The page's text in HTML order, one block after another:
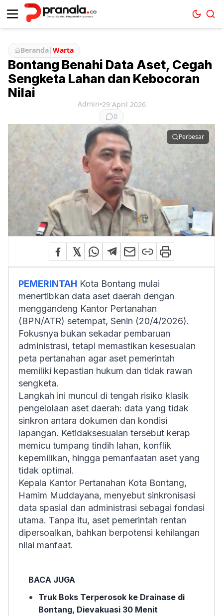
Beranda|Warta
Bontang Benahi Data Aset, Cegah
Sengketa Lahan dan Kebocoran
Nilai
Admin•29 April 2026
0
Perbesar
PEMERINTAH Kota Bontang mulai
menertibkan data aset daerah dengan
menggandeng Kantor Pertanahan
(BPN/ATR) setempat, Senin (20/4/2026).
Fokusnya bukan sekadar pembaruan
administrasi, tetapi memastikan kesesuaian
peta pertanahan agar aset pemerintah
memiliki kepastian hukum dan tidak rawan
sengketa.
Langkah ini muncul di tengah risiko klasik
pengelolaan aset daerah: data yang tidak
sinkron antara dokumen dan kondisi
lapangan. Ketidaksesuaian tersebut kerap
memicu tumpang tindih lahan, konflik
kepemilikan, hingga pemanfaatan aset yang
tidak optimal.
Kepala Kantor Pertanahan Kota Bontang,
Hamim Muddayana, menyebut sinkronisasi
data spasial dan administrasi sebagai fondasi
utama. Tanpa itu, aset pemerintah rentan
dipersoalkan, bahkan berpotensi kehilangan
nilai manfaat.
BACA JUGA
Truk Boks Terperosok ke Drainase di
Bontang, Dievakuasi 30 Menit